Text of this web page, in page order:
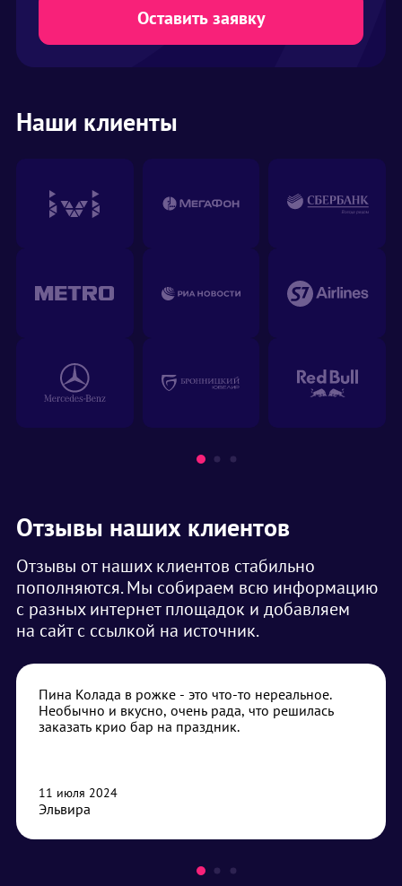
Оставить заявку
Наши клиенты
Отзывы наших клиентов
Отзывы от наших клиентов стабильно
пополняются. Мы собираем всю информацию
с разных интернет площадок и добавляем
на сайт с ссылкой на источник.
Пина Колада в рожке - это что-то нереальное.
Необычно и вкусно, очень рада, что решилась
заказать крио бар на праздник.
11 июля 2024
Эльвира